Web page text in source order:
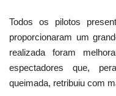
Todos os pilotos
proporcionaram um
realizada foram
espectadores que,
queimada, retribuiu com